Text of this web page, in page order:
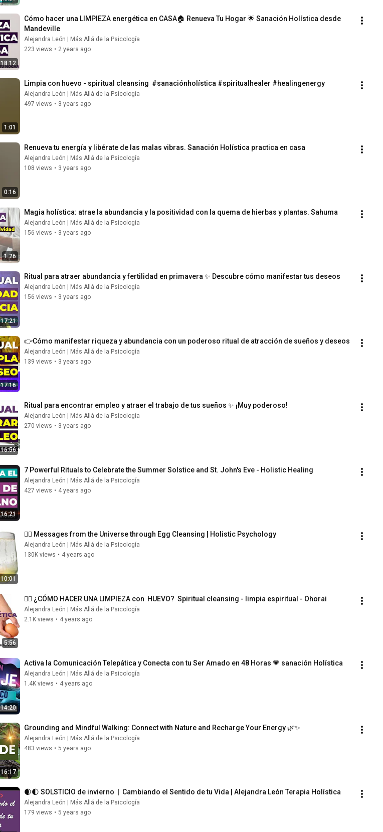
18:12
Cómo hacer una LIMPIEZA energética en CASA🏠 Renueva Tu Hogar 🌟 Sanación Holística desde
Mandeville
Alejandra León | Más Allá de la Psicología
223 views • 2 years ago
1:01
Limpia con huevo - spiritual cleansing  #sanaciónholística #spiritualhealer #healingenergy
Alejandra León | Más Allá de la Psicología
497 views • 3 years ago
0:16
Renueva tu energía y libérate de las malas vibras. Sanación Holística practica en casa
Alejandra León | Más Allá de la Psicología
108 views • 3 years ago
1:26
Magia holística: atrae la abundancia y la positividad con la quema de hierbas y plantas. Sahuma
Alejandra León | Más Allá de la Psicología
156 views • 3 years ago
17:21
Ritual para atraer abundancia y fertilidad en primavera ✨ Descubre cómo manifestar tus deseos
Alejandra León | Más Allá de la Psicología
156 views • 3 years ago
17:16
👉Cómo manifestar riqueza y abundancia con un poderoso ritual de atracción de sueños y deseos
Alejandra León | Más Allá de la Psicología
139 views • 3 years ago
16:56
Ritual para encontrar empleo y atraer el trabajo de tus sueños ✨ ¡Muy poderoso!
Alejandra León | Más Allá de la Psicología
270 views • 3 years ago
16:21
7 Powerful Rituals to Celebrate the Summer Solstice and St. John's Eve - Holistic Healing
Alejandra León | Más Allá de la Psicología
427 views • 4 years ago
10:01
🧝‍♀ Messages from the Universe through Egg Cleansing | Holistic Psychology
Alejandra León | Más Allá de la Psicología
130K views • 4 years ago
5:56
🧝‍♀ ¿CÓMO HACER UNA LIMPIEZA con  HUEVO?  Spiritual cleansing - limpia espiritual - Ohorai
Alejandra León | Más Allá de la Psicología
2.1K views • 4 years ago
14:20
Activa la Comunicación Telepática y Conecta con tu Ser Amado en 48 Horas 💗 sanación Holística
Alejandra León | Más Allá de la Psicología
1.4K views • 4 years ago
16:17
Grounding and Mindful Walking: Connect with Nature and Recharge Your Energy 🌿✨
Alejandra León | Más Allá de la Psicología
483 views • 5 years ago
🌒🌓 SOLSTICIO de invierno  |  Cambiando el Sentido de tu Vida | Alejandra León Terapia Holística
Alejandra León | Más Allá de la Psicología
179 views • 5 years ago